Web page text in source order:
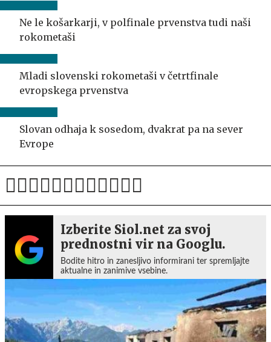
Ne le košarkarji, v polfinale prvenstva tudi naši
rokometaši
Mladi slovenski rokometaši v četrtfinale
evropskega prvenstva
Slovan odhaja k sosedom, dvakrat pa na sever
Evrope
Izberite Siol.net za svoj
prednostni vir na Googlu.
Bodite hitro in zanesljivo informirani ter spremljajte
aktualne in zanimive vsebine.